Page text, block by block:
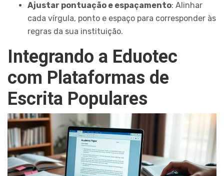
Ajustar pontuação e espaçamento: Alinhar
cada vírgula, ponto e espaço para corresponder às
regras da sua instituição.
Integrando a Eduotec
com Plataformas de
Escrita Populares